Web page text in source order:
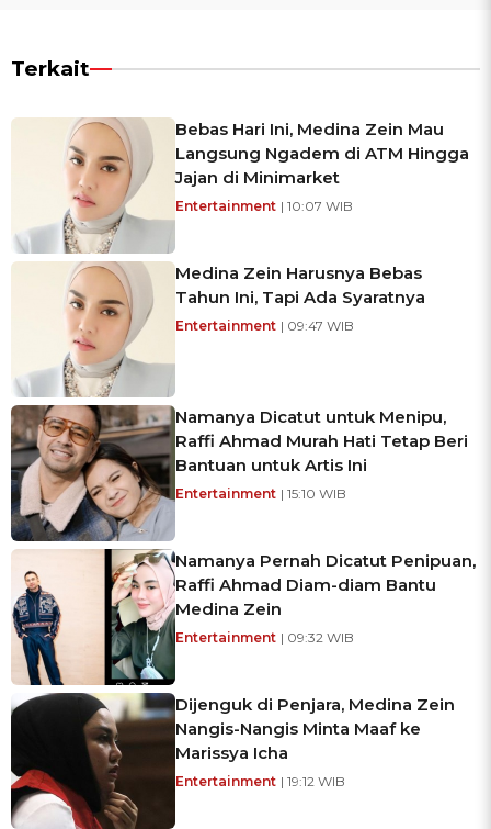
Terkait
Bebas Hari Ini, Medina Zein Mau
Langsung Ngadem di ATM Hingga
Jajan di Minimarket
Entertainment | 10:07 WIB
Medina Zein Harusnya Bebas
Tahun Ini, Tapi Ada Syaratnya
Entertainment | 09:47 WIB
Namanya Dicatut untuk Menipu,
Raffi Ahmad Murah Hati Tetap Beri
Bantuan untuk Artis Ini
Entertainment | 15:10 WIB
Namanya Pernah Dicatut Penipuan,
Raffi Ahmad Diam-diam Bantu
Medina Zein
Entertainment | 09:32 WIB
Dijenguk di Penjara, Medina Zein
Nangis-Nangis Minta Maaf ke
Marissya Icha
Entertainment | 19:12 WIB